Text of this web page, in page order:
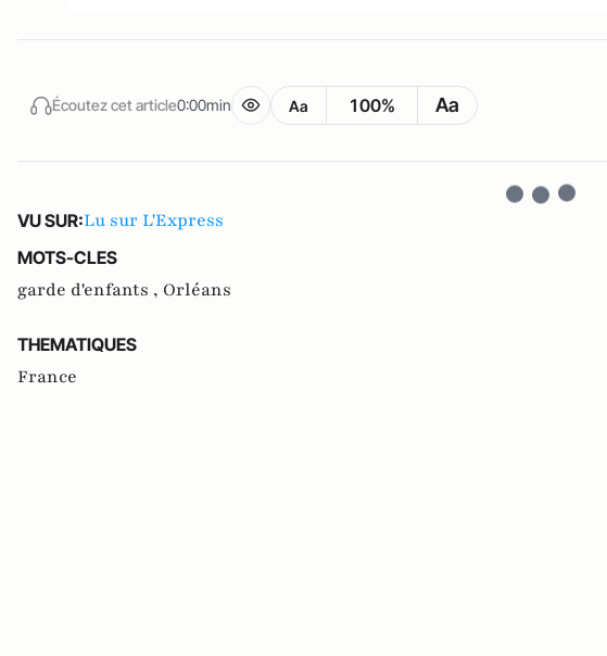
Écoutez cet article0:00min Aa 100% Aa
VU SUR:Lu sur L'Express
MOTS-CLES
garde d'enfants , Orléans
THEMATIQUES
France